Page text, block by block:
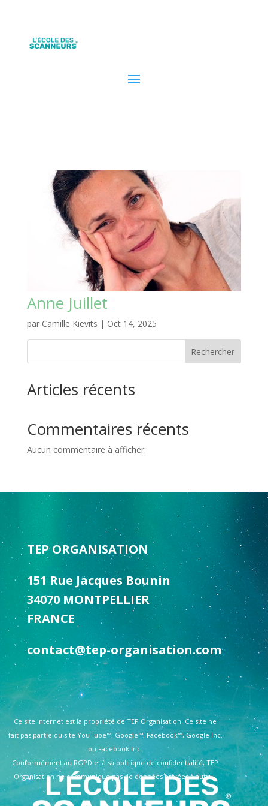
Anne Juillet
par Camille Kievits | Oct 14, 2025
Rechercher
Articles récents
Commentaires récents
Aucun commentaire à afficher.
TEP ORGANISATION
151 Rue Jacques Bounin
34070 MONTPELLIER
FRANCE
contact@tep-organisation.com
Ce site internet est la propriété de TEP Organisation. Ce site ne
fait pas partie du site YouTube™, Google™, Facebook™, Google Inc.
ou Facebook Inc.
Conformément au RGPD et à sa politique de confidentialité, TEP
Organisation ne communique pas de données privées à autrui.